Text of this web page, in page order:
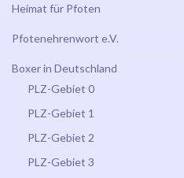
Heimat für Pfoten
Pfotenehrenwort e.V.
Boxer in Deutschland
PLZ-Gebiet 0
PLZ-Gebiet 1
PLZ-Gebiet 2
PLZ-Gebiet 3